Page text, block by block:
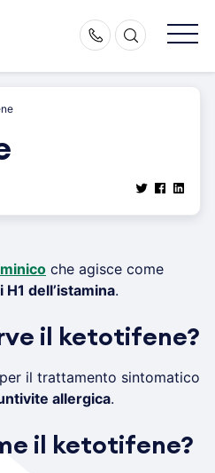
che agisce come
dell’istamina.
il ketotifene?
il trattamento sintomatico
allergica.
il ketotifene?